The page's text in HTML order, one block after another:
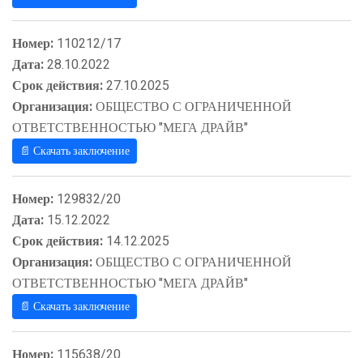
Номер: 110212/17
Дата:28.10.2022
Срок действия:27.10.2025
Организация:ОБЩЕСТВО С ОГРАНИЧЕННОЙ
ОТВЕТСТВЕННОСТЬЮ "МЕГА ДРАЙВ"
📄 Скачать заключение
Номер: 129832/20
Дата: 15.12.2022
Срок действия: 14.12.2025
Организация:ОБЩЕСТВО С ОГРАНИЧЕННОЙ
ОТВЕТСТВЕННОСТЬЮ "МЕГА ДРАЙВ"
📄 Скачать заключение